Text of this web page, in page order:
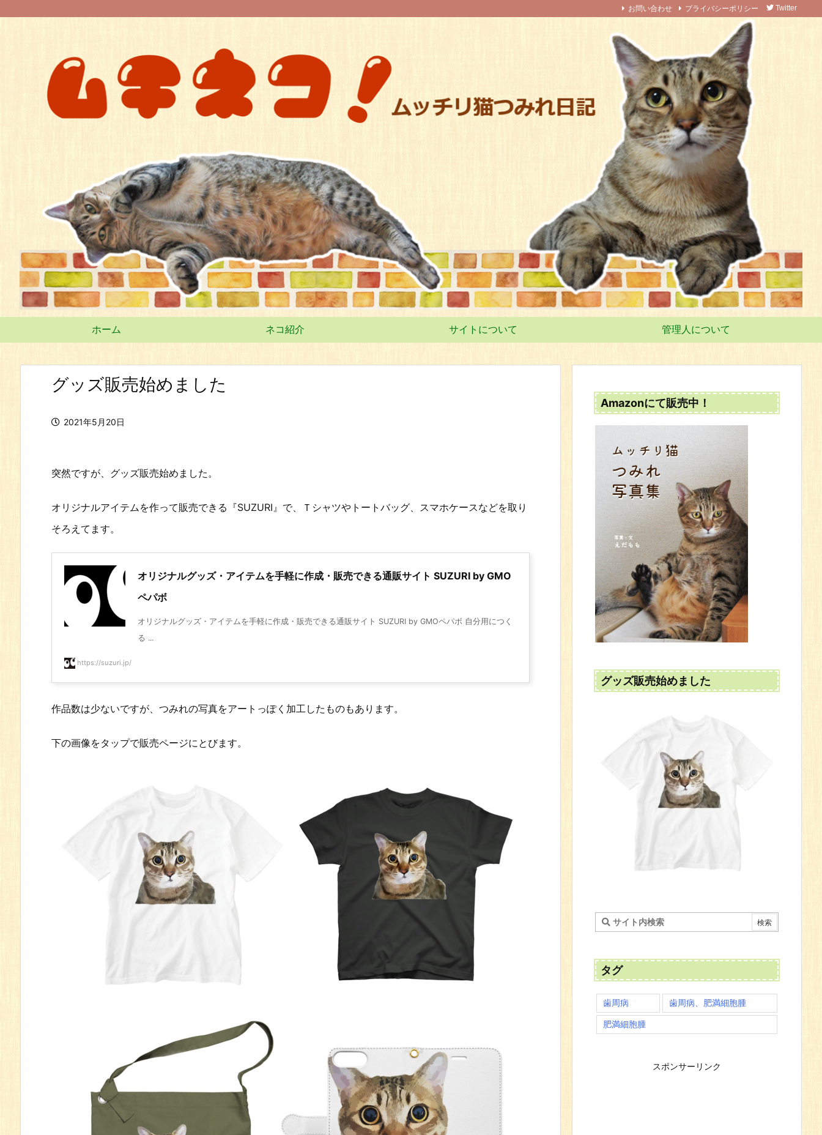
ホーム ネコ紹介 サイトについて 管理人について
お問い合わせ プライバシーポリシー Twitter
グッズ販売始めました
2021年5月20日
突然ですが、グッズ販売始めました。
オリジナルアイテムを作って販売できる『SUZURI』で、Ｔシャツやトートバッグ、スマホケースなどを取り
そろえてます。
オリジナルグッズ・アイテムを手軽に作成・販売できる通販サイト SUZURI by GMO
ペパボ
オリジナルグッズ・アイテムを手軽に作成・販売できる通販サイト SUZURI by GMOペパボ 自分用につく
る ...
https://suzuri.jp/
作品数は少ないですが、つみれの写真をアートっぽく加工したものもあります。
下の画像をタップで販売ページにとびます。
Amazonにて販売中！
グッズ販売始めました
タグ
歯周病 歯周病、肥満細胞腫
肥満細胞腫
スポンサーリンク